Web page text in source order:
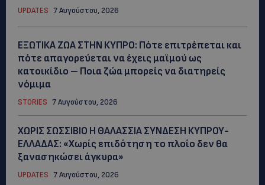
UPDATES 7 Αυγούστου, 2026
ΕΞΩΤΙΚΑ ΖΩΑ ΣΤΗΝ ΚΥΠΡΟ: Πότε επιτρέπεται και
πότε απαγορεύεται να έχεις μαϊμού ως
κατοικίδιο – Ποια ζώα μπορείς να διατηρείς
νόμιμα
STORIES 7 Αυγούστου, 2026
ΧΩΡΙΣ ΣΩΣΣΙΒΙΟ Η ΘΑΛΑΣΣΙΑ ΣΥΝΔΕΣΗ ΚΥΠΡΟΥ-
ΕΛΛΑΔΑΣ: «Χωρίς επιδότηση το πλοίο δεν θα
ξανασηκώσει άγκυρα»
UPDATES 7 Αυγούστου, 2026